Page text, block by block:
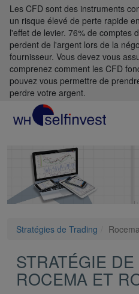
Les CFD sont des instruments
un risque élevé de perte rapide
l'effet de levier. 76% de comptes
perdent de l'argent lors de la
fournisseur. Vous devez vous
comprenez comment les CFD
pouvez vous permettre de
perdre votre argent.
Stratégies de Trading
STRATÉGIE
ROCEMA ET